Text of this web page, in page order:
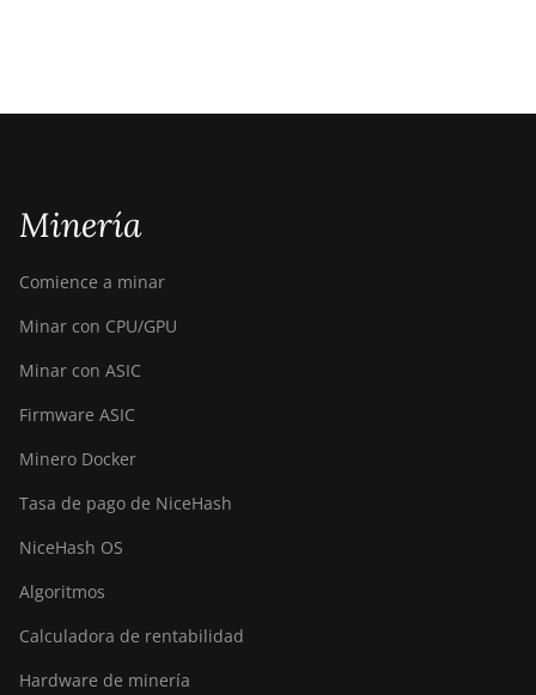
Minería
Comience a minar
Minar con CPU/GPU
Minar con ASIC
Firmware ASIC
Minero Docker
Tasa de pago de NiceHash
NiceHash OS
Algoritmos
Calculadora de rentabilidad
Hardware de minería